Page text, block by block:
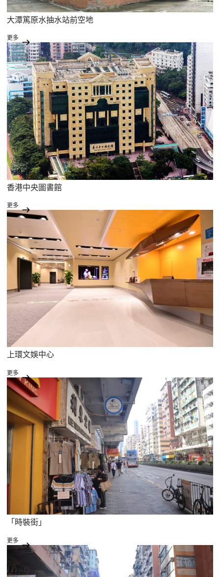
大潭篤原水抽水站前空地
更多
香港中央圖書館
更多
上環文娛中心
更多
「時裝街」
更多